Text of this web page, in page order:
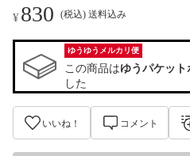
¥830 (税込) 送料込み
ゆうゆうメルカリ便
この商品はゆうパケット
した
いいね！ コメント